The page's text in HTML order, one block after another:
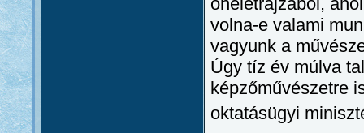
volna-e valami
vagyunk a
Úgy tíz év múlva
képzőművészetre
oktatásügyi